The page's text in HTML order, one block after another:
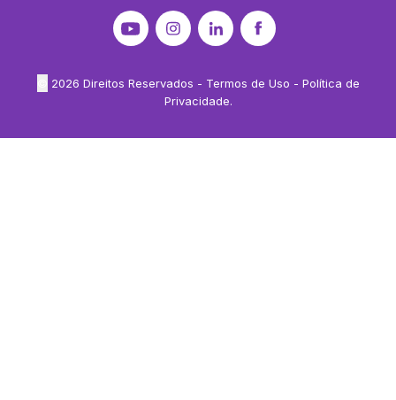
2026 Direitos Reservados - Termos de Uso - Política de
Privacidade.